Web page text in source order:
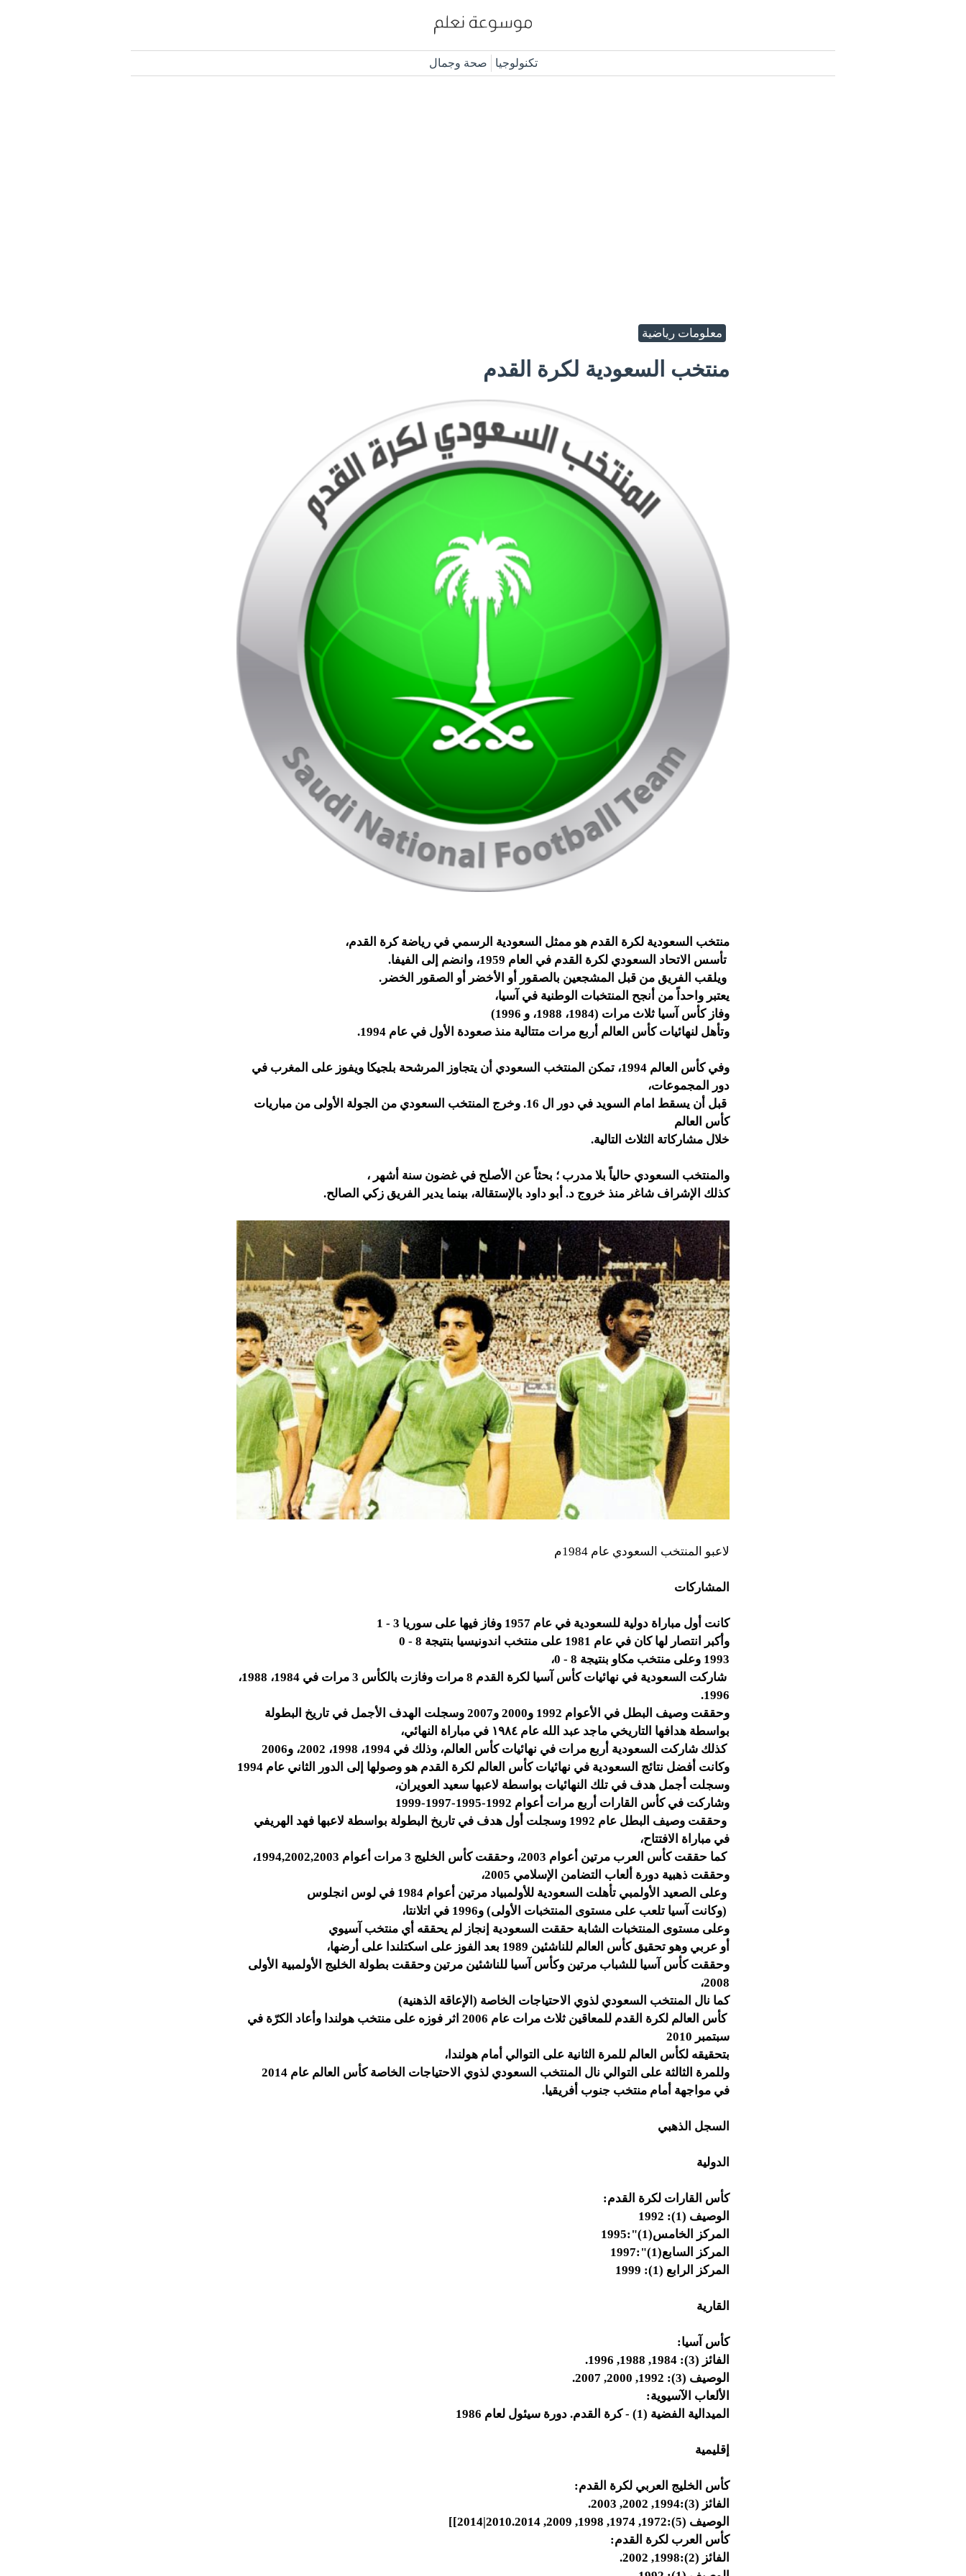
تكنولوجيا صحة وجمال
معلومات رياضية
منتخب السعودية لكرة القدم
منتخب السعودية لكرة القدم هو ممثل السعودية الرسمي في رياضة كرة القدم،
تأسس الاتحاد السعودي لكرة القدم في العام 1959، وانضم إلى الفيفا.
ويلقب الفريق من قبل المشجعين بالصقور أو الأخضر أو الصقور الخضر.
يعتبر واحداً من أنجح المنتخبات الوطنية في آسيا،
وفاز كأس آسيا ثلاث مرات (1984، 1988، و 1996)
وتأهل لنهائيات كأس العالم أربع مرات متتالية منذ صعودة الأول في عام 1994.
وفي كأس العالم 1994، تمكن المنتخب السعودي أن يتجاوز المرشحة بلجيكا ويفوز على المغرب في
دور المجموعات،
قبل أن يسقط امام السويد في دور ال 16. وخرج المنتخب السعودي من الجولة الأولى من مباريات
كأس العالم
خلال مشاركاتة الثلاث التالية.
والمنتخب السعودي حالياً بلا مدرب ؛ بحثاً عن الأصلح في غضون سنة أشهر ،
كذلك الإشراف شاغر منذ خروج د. أبو داود بالإستقالة، بينما يدير الفريق زكي الصالح.
لاعبو المنتخب السعودي عام 1984م
المشاركات
كانت أول مباراة دولية للسعودية في عام 1957 وفاز فيها على سوريا 3 - 1
وأكبر انتصار لها كان في عام 1981 على منتخب اندونيسيا بنتيجة 8 - 0
1993 وعلى منتخب مكاو بنتيجة 8 - 0،
شاركت السعودية في نهائيات كأس آسيا لكرة القدم 8 مرات وفازت بالكأس 3 مرات في 1984، 1988،
1996.
وحققت وصيف البطل في الأعوام 1992 و2000 و2007 وسجلت الهدف الأجمل في تاريخ البطولة
بواسطة هدافها التاريخي ماجد عبد الله عام ١٩٨٤ في مباراة النهائي،
كذلك شاركت السعودية أربع مرات في نهائيات كأس العالم، وذلك في 1994، 1998، 2002، و2006
وكانت أفضل نتائج السعودية في نهائيات كأس العالم لكرة القدم هو وصولها إلى الدور الثاني عام 1994
وسجلت أجمل هدف في تلك النهائيات بواسطة لاعبها سعيد العويران،
وشاركت في كأس القارات أربع مرات أعوام 1992-1995-1997-1999
وحققت وصيف البطل عام 1992 وسجلت أول هدف في تاريخ البطولة بواسطة لاعبها فهد الهريفي
في مباراة الافتتاح،
كما حققت كأس العرب مرتين أعوام 2003، وحققت كأس الخليج 3 مرات أعوام 1994,2002,2003،
وحققت ذهبية دورة ألعاب التضامن الإسلامي 2005،
وعلى الصعيد الأولمبي تأهلت السعودية للأولمبياد مرتين أعوام 1984 في لوس انجلوس
(وكانت آسيا تلعب على مستوى المنتخبات الأولى) و1996 في اتلانتا،
وعلى مستوى المنتخبات الشابة حققت السعودية إنجاز لم يحققه أي منتخب آسيوي
أو عربي وهو تحقيق كأس العالم للناشئين 1989 بعد الفوز على اسكتلندا على أرضها،
وحققت كأس آسيا للشباب مرتين وكأس آسيا للناشئين مرتين وحققت بطولة الخليج الأولمبية الأولى
2008،
كما نال المنتخب السعودي لذوي الاحتياجات الخاصة (الإعاقة الذهنية)
كأس العالم لكرة القدم للمعاقين ثلاث مرات عام 2006 اثر فوزه على منتخب هولندا وأعاد الكرّة في
سبتمبر 2010
بتحقيقه لكأس العالم للمرة الثانية على التوالي أمام هولندا،
وللمرة الثالثة على التوالي نال المنتخب السعودي لذوي الاحتياجات الخاصة كأس العالم عام 2014
في مواجهة أمام منتخب جنوب أفريقيا.
السجل الذهبي
الدولية
كأس القارات لكرة القدم:
الوصيف (1): 1992
المركز الخامس(1)":1995
المركز السابع(1)":1997
المركز الرابع (1): 1999
القارية
كأس آسيا:
الفائز (3): 1984, 1988, 1996.
الوصيف (3): 1992, 2000, 2007.
الألعاب الآسيوية:
الميدالية الفضية (1) - كرة القدم. دورة سيئول لعام 1986
إقليمية
كأس الخليج العربي لكرة القدم:
الفائز (3):1994, 2002, 2003.
الوصيف (5):1972, 1974, 1998, 2009, 2010.2014|2014]]
كأس العرب لكرة القدم:
الفائز (2):1998, 2002.